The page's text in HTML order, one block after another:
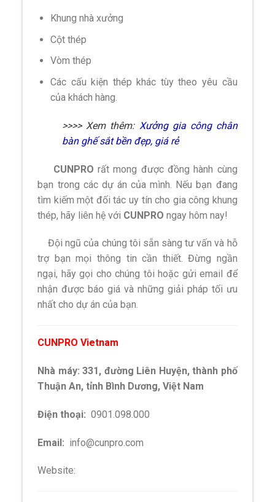
Khung nhà xưởng
Cột thép
Vòm thép
Các cấu kiện thép khác tùy theo yêu cầu
của khách hàng.
>>>> Xem thêm: Xưởng gia công chân
bàn ghế sắt bền đẹp, giá rẻ
CUNPRO rất mong được đồng hành cùng
bạn trong các dự án của mình. Nếu bạn đang
tìm kiếm một đối tác uy tín cho gia công khung
thép, hãy liên hệ với CUNPRO ngay hôm nay!
Đội ngũ của chúng tôi sẵn sàng tư vấn và hỗ
trợ bạn mọi thông tin cần thiết. Đừng ngần
ngại, hãy gọi cho chúng tôi hoặc gửi email để
nhận được báo giá và những giải pháp tối ưu
nhất cho dự án của bạn.
CUNPRO Vietnam
Nhà máy: 331, đường Liên Huyện, thành phố
Thuận An, tỉnh Bình Dương, Việt Nam
Điện thoại: 0901.098.000
Email: info@cunpro.com
Website: